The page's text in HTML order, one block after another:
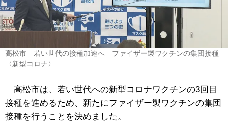
高松市 若い世代の接種加速へ ファイザー製ワクチンの集団接種
〈新型コロナ〉
高松市は、若い世代への新型コロナワクチンの3回目
接種を進めるため、新たにファイザー製ワクチンの集団
接種を行うことを決めました。